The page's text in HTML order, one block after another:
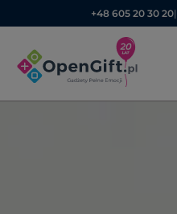
+48 605 20 30 20|